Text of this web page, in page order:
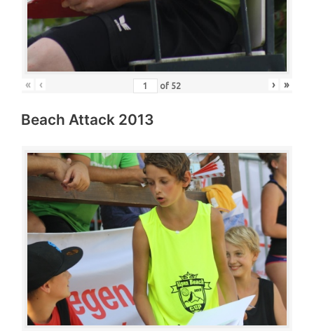
« ‹ of 52 › »
Beach Attack 2013